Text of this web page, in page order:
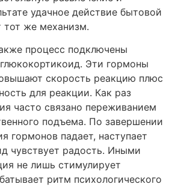
удачное действие бытовой
же механизм.
процесс подключены
Эти гормоны
скорость реакцию плюс
для реакции. Как раз
часто связано переживанием
подъема. По завершении
гормонов падает, наступает
чувствует радость. Иными
не лишь стимулирует
ритм психологического